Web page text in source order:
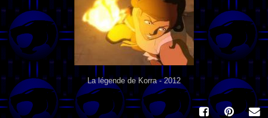
04/07/2026 -Ajout d'un dessin animé
Ajout du dessin animé Vilain Petit Canard (2000) dans la liste.
04/07/2026 -Ajout d'un dessin animé
Ajout du dessin animé Le Noël du vilain petit canard (2003) dans la liste.
La légende de Korra - 2012